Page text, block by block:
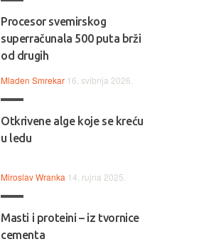
Procesor svemirskog
superračunala 500 puta brži
od drugih
Mladen Smrekar 16. svibnja 2026.
Otkrivene alge koje se kreću
u ledu
Miroslav Wranka 14. rujna 2025.
Masti i proteini – iz tvornice
cementa